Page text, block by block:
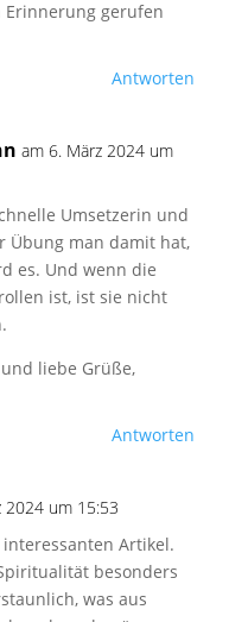
gerufen
Antworten
am 6. März 2024 um
Umsetzerin und
Übung man damit hat,
es. Und wenn die
ist, ist sie nicht
liebe Grüße,
Antworten
2024 um 15:53
Artikel.
besonders
was aus